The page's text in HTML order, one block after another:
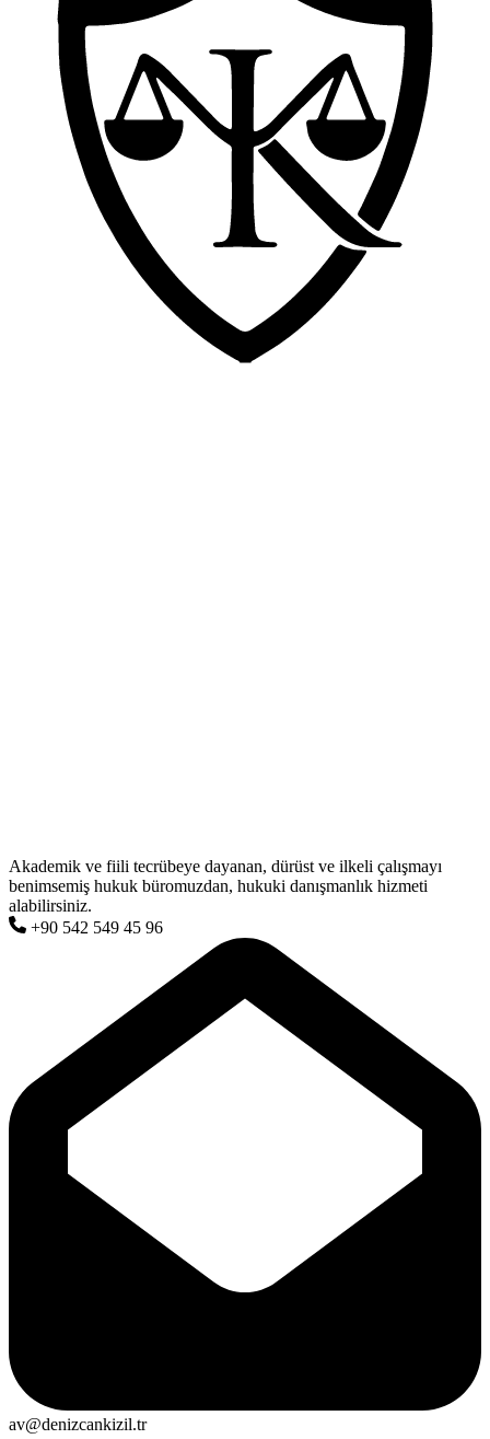
Akademik ve fiili tecrübeye dayanan, dürüst ve ilkeli çalışmayı
benimsemiş hukuk büromuzdan, hukuki danışmanlık hizmeti
alabilirsiniz.
+90 542 549 45 96
av@denizcankizil.tr